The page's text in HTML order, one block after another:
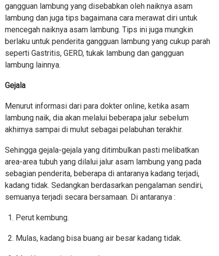
gangguan lambung yang disebabkan oleh naiknya asam
lambung dan juga tips bagaimana cara merawat diri untuk
mencegah naiknya asam lambung. Tips ini juga mungkin
berlaku untuk penderita gangguan lambung yang cukup parah
seperti Gastritis, GERD, tukak lambung dan gangguan
lambung lainnya.
Gejala
Menurut informasi dari para dokter online, ketika asam
lambung naik, dia akan melalui beberapa jalur sebelum
akhirnya sampai di mulut sebagai pelabuhan terakhir.
Sehingga gejala-gejala yang ditimbulkan pasti melibatkan
area-area tubuh yang dilalui jalur asam lambung yang pada
sebagian penderita, beberapa di antaranya kadang terjadi,
kadang tidak. Sedangkan berdasarkan pengalaman sendiri,
semuanya terjadi secara bersamaan. Di antaranya :
Perut kembung.
Mulas, kadang bisa buang air besar kadang tidak.